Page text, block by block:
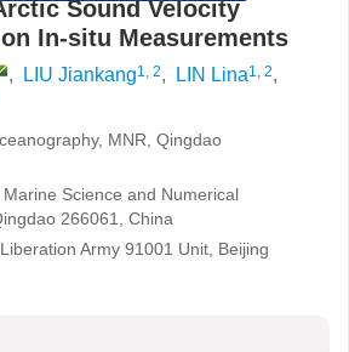
Sound Velocity
In-situ Measurements
, LIU Jiankang1, 2, LIN Lina1, 2,
MNR, Qingdao
Science and Numerical
266061, China
Army 91001 Unit, Beijing